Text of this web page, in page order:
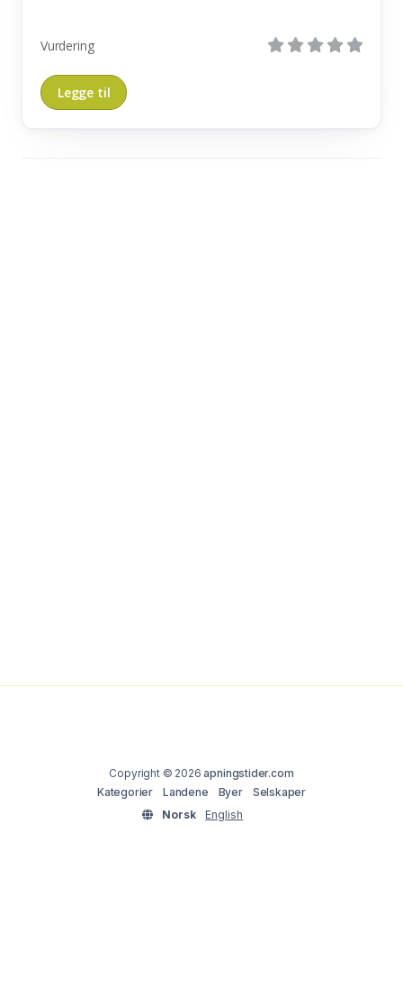
Vurdering
Copyright © 2026apningstider.com
Kategorier
Landene Byer
Selskaper
Norsk
English